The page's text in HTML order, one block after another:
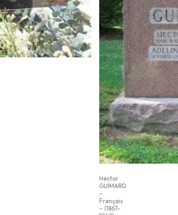
Hector
GUIMARD
–
Français
– (1867-